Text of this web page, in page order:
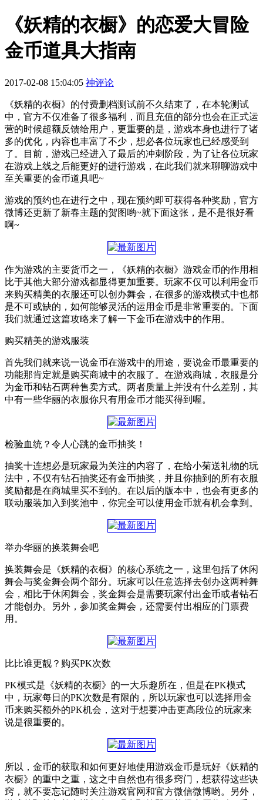
《妖精的衣橱》的恋爱大冒险
金币道具大指南
2017-02-08 15:04:05 神评论
《妖精的衣橱》的付费删档测试前不久结束了，在本轮测试
中，官方不仅准备了很多福利，而且充值的部分也会在正式运
营的时候超额反馈给用户，更重要的是，游戏本身也进行了诸
多的优化，内容也丰富了不少，想必各位玩家也已经感受到
了。目前，游戏已经进入了最后的冲刺阶段，为了让各位玩家
在游戏上线之后能更好的进行游戏，在此我们就来聊聊游戏中
至关重要的金币道具吧~
游戏的预约也在进行之中，现在预约即可获得各种奖励，官方
微博还更新了新春主题的贺图哟~就下面这张，是不是很好看
啊~
作为游戏的主要货币之一，《妖精的衣橱》游戏金币的作用相
比于其他大部分游戏都显得更加重要。玩家不仅可以利用金币
来购买精美的衣服还可以创办舞会，在很多的游戏模式中也都
是不可或缺的，如何能够灵活的运用金币是非常重要的。下面
我们就通过这篇攻略来了解一下金币在游戏中的作用。
购买精美的游戏服装
首先我们就来说一说金币在游戏中的用途，要说金币最重要的
功能那肯定就是购买商城中的衣服了。在游戏商城，衣服是分
为金币和钻石两种售卖方式。两者质量上并没有什么差别，其
中有一些华丽的衣服你只有用金币才能买得到喔。
检验血统？令人心跳的金币抽奖！
抽奖十连想必是玩家最为关注的内容了，在给小菊送礼物的玩
法中，不仅有钻石抽奖还有金币抽奖，并且你抽到的所有衣服
奖励都是在商城里买不到的。在以后的版本中，也会有更多的
联动服装加入到奖池中，你完全可以使用金币就有机会拿到。
举办华丽的换装舞会吧
换装舞会是《妖精的衣橱》的核心系统之一，这里包括了休闲
舞会与奖金舞会两个部分。玩家可以任意选择去创办这两种舞
会，相比于休闲舞会，奖金舞会是需要玩家付出金币或者钻石
才能创办。另外，参加奖金舞会，还需要付出相应的门票费
用。
比比谁更靓？购买PK次数
PK模式是《妖精的衣橱》的一大乐趣所在，但是在PK模式
中，玩家每日的PK次数是有限的，所以玩家也可以选择用金
币来购买额外的PK机会，这对于想要冲击更高段位的玩家来
说是很重要的。
所以，金币的获取和如何更好地使用游戏金币是玩好《妖精的
衣橱》的重中之重，这之中自然也有很多窍门，想获得这些诀
窍，就不要忘记随时关注游戏官网和官方微信微博哟。另外，